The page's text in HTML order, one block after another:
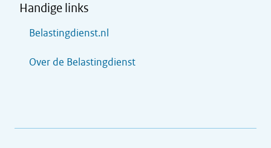
Handige links
Belastingdienst.nl
Over de Belastingdienst